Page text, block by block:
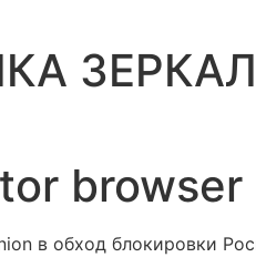
browser
в обход блокировки